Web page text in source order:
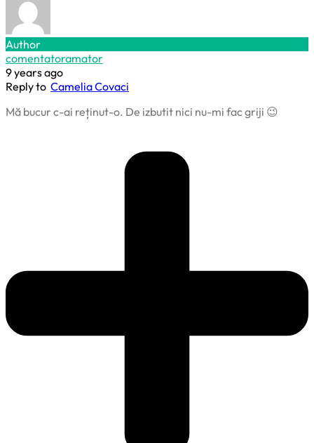
Author
comentatoramator
9 years ago
Reply to Camelia Covaci
Mă bucur c-ai reținut-o. De izbutit nici nu-mi fac griji 😉